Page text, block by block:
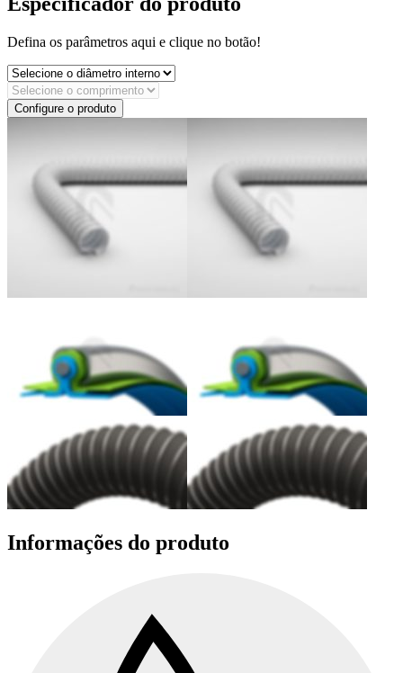
Defina os parâmetros aqui e clique no botão!
Configure o produto
Informações do produto